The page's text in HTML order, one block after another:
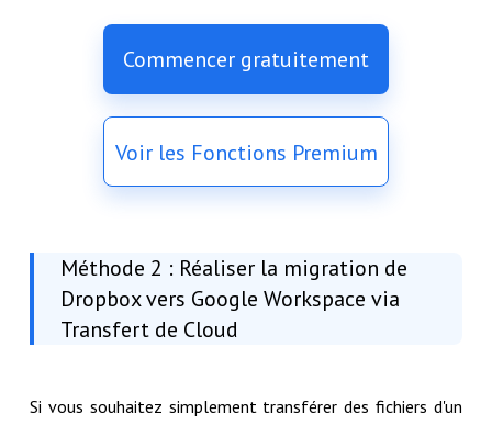
Commencer gratuitement
Voir les Fonctions Premium
Méthode 2 : Réaliser la migration de
Dropbox vers Google Workspace via
Transfert de Cloud
Si vous souhaitez simplement transférer des fichiers d'un